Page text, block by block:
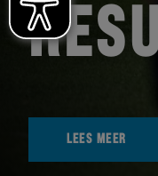
LEES MEER